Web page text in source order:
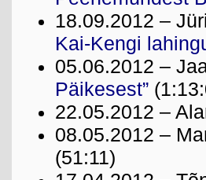
18.09.2012 –
Kai-Kengi
05.06.2012 –
Päikesest”
22.05.2012 –
08.05.2012 –
(51:11)